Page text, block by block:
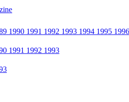
1990 1991 1992 1993 1994 1995 1996
1991 1992 1993